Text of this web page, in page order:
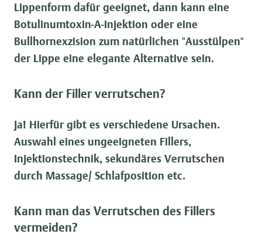
Lippenform dafür geeignet, dann kann eine
Botulinumtoxin-A-Injektion oder eine
Bullhornexzision zum natürlichen "Ausstülpen"
der Lippe eine elegante Alternative sein.
Kann der Filler verrutschen?
Ja! Hierfür gibt es verschiedene Ursachen.
Auswahl eines ungeeigneten Fillers,
Injektionstechnik, sekundäres Verrutschen
durch Massage/ Schlafposition etc.
Kann man das Verrutschen des Fillers
vermeiden?